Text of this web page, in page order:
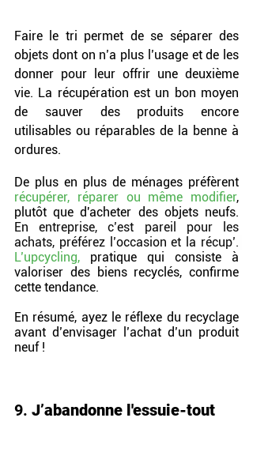
Faire le tri permet de se séparer des
objets dont on n’a plus l’usage et de les
donner pour leur offrir une deuxième
vie. La récupération est un bon moyen
de sauver des produits encore
utilisables ou réparables de la benne à
ordures.
récupérer, réparer ou même modifier,
En entreprise, c’est pareil pour les
achats, préférez l’occasion et la récup’.
L’upcycling,
pratique qui consiste à
valoriser des biens recyclés, confirme
cette tendance.
En résumé, ayez le réflexe du recyclage
avant d’envisager l’achat d’un produit
neuf !
9. J’abandonne l'essuie-tout